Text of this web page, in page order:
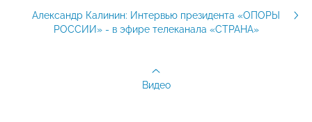
Александр Калинин: Интервью президента «ОПОРЫ
РОССИИ» - в эфире телеканала «СТРАНА»
Видео